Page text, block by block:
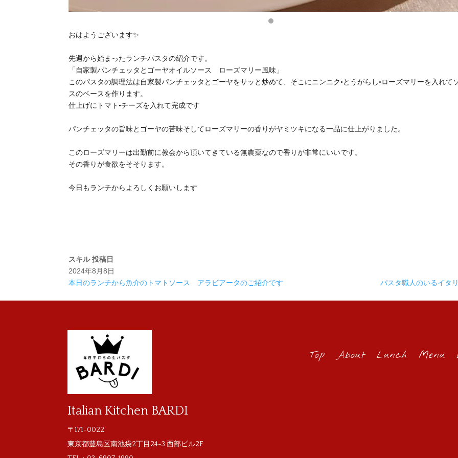
おはようございます✨
先週から始まったランチパスタの紹介です。
「自家製パンチェッタとゴーヤオイルソース ローズマリー風味」
このパスタの調理法は自家製パンチェッタとゴーヤをサッと炒めて、そこにニンニク•とうがらし•ローズマリーを入れて
スのベースを作ります。
仕上げにトマト•チーズを入れて完成です
パンチェッタの旨味とゴーヤの苦味そしてローズマリーの香りがヤミツキになる一品に仕上がりました。
このローズマリーは出勤前に教会から頂いてきている無農薬なので香りが非常にいいです。
その香りが食欲をそそります。
今日もランチからよろしくお願いします
スキル 投稿日
2024年8月8日
本日のランチから魚介のトマトソース アラビアータのご紹介です
パスタ職人のいるイタ
Italian Kitchen BARDI
〒171-0022
東京都豊島区南池袋2丁目24-3 西部ビル2F
Top About Lunch Menu